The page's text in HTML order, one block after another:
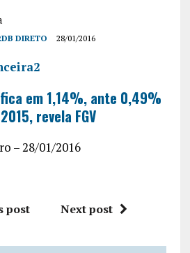
DIRETO 28/01/2016
em 1,14%, ante 0,49%
revela FGV
– 28/01/2016
post Next post